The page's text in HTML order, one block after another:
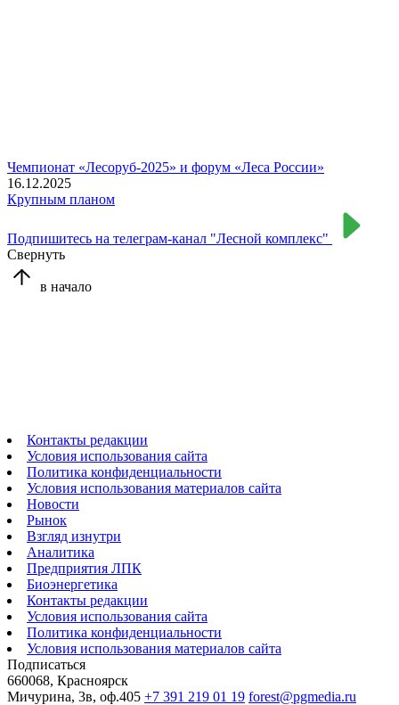
Чемпионат «Лесоруб-2025» и форум «Леса России»
16.12.2025
Крупным планом
Подпишитесь на телеграм-канал "Лесной комплекс"
Свернуть
в начало
Контакты редакции
Условия использования сайта
Политика конфиденциальности
Условия использования материалов сайта
Новости
Рынок
Взгляд изнутри
Аналитика
Предприятия ЛПК
Биоэнергетика
Контакты редакции
Условия использования сайта
Политика конфиденциальности
Условия использования материалов сайта
Подписаться
660068, Красноярск
Мичурина, 3в, оф.405 +7 391 219 01 19 forest@pgmedia.ru